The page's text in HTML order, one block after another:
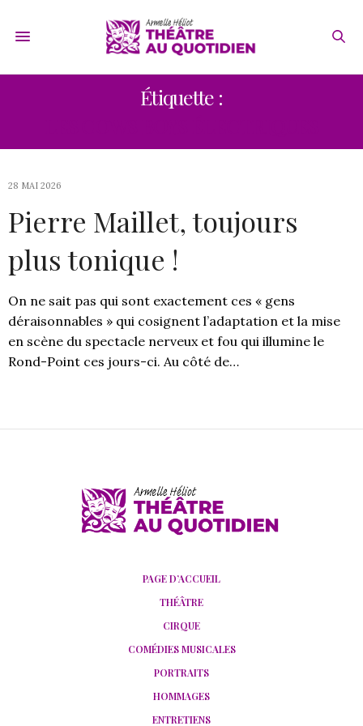
Étiquette :
28 MAI 2026
Pierre Maillet, toujours
plus tonique !
On ne sait pas qui sont exactement ces « gens
déraisonnables » qui cosignent l’adaptation et la mise
en scène du spectacle nerveux et fou qui illumine le
Rond-Point ces jours-ci. Au côté de…
PAGE D’ACCUEIL
THÉÂTRE
CIRQUE
COMÉDIES MUSICALES
PORTRAITS
HOMMAGES
ENTRETIENS